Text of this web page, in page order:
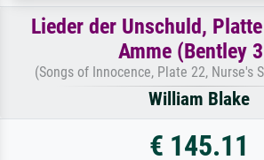
Lieder der Unschuld,
Amme (Bentley
(Songs of Innocence, Plate 22, Nurse's
William Blake
€ 145.11